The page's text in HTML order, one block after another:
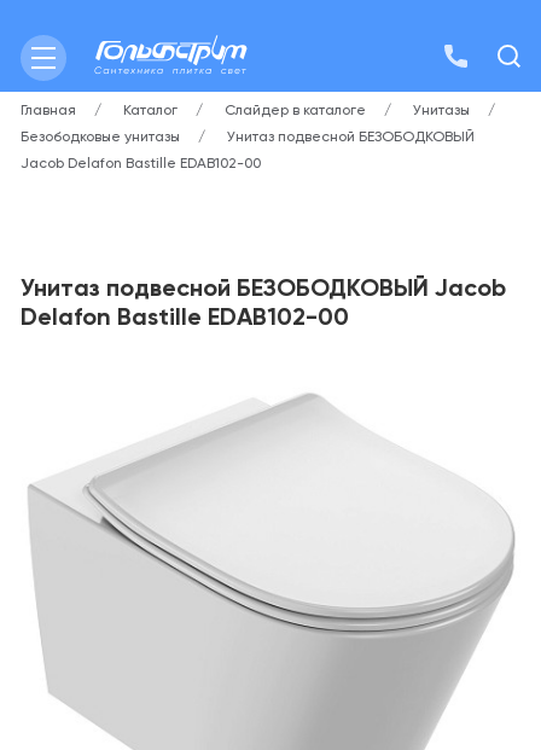
Главная Каталог Слайдер в каталоге
Унитазы
Безободковые унитазы
Унитаз подвесной БЕЗОБОДКОВЫЙ
Jacob Delafon Bastille EDAB102-00
Унитаз подвесной БЕЗОБОДКОВЫЙ Jacob
Delafon Bastille EDAB102-00